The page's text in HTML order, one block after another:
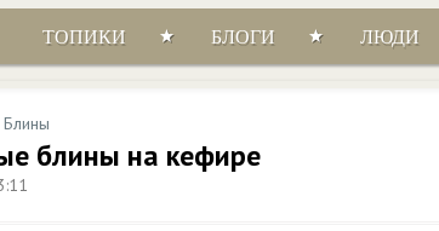
ТОПИКИ БЛОГИ ЛЮДИ
Блины
блины на кефире